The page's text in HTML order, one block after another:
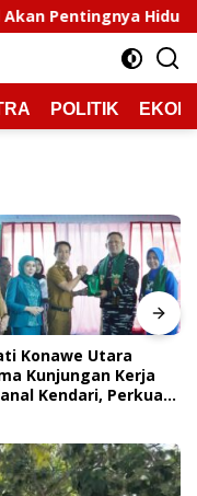
Polda
POLITIK
Konawe Utara
Kunjungan Kerja
Kendari, Perkuat